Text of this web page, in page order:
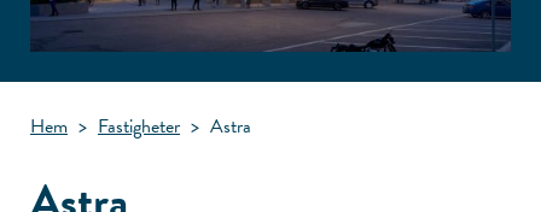
Hem > Fastigheter > Astra